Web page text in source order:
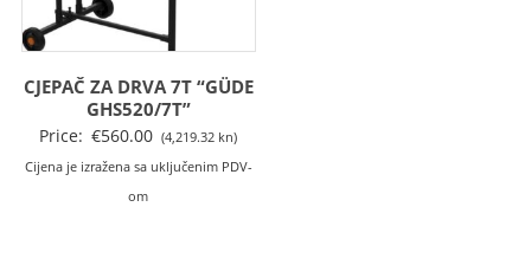
CJEPAČ ZA DRVA 7T “GÜDE
GHS520/7T”
Price: €560.00 (4,219.32 kn)
Cijena je izražena sa uključenim PDV-
om